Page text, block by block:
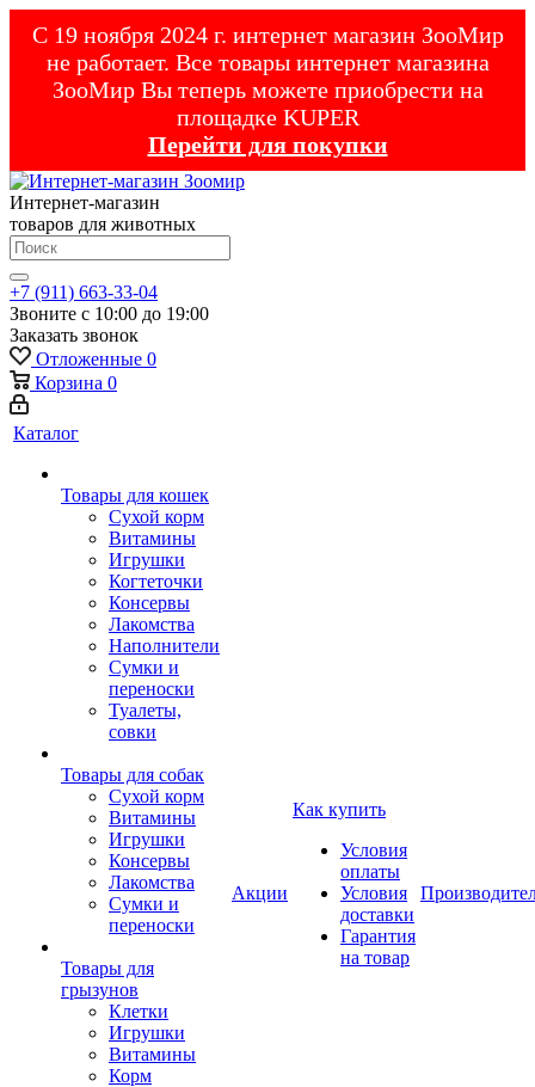
С 19 ноября 2024 г. интернет магазин ЗооМир
не работает. Все товары интернет магазина
ЗооМир Вы теперь можете приобрести на
площадке KUPER
Перейти для покупки
Интернет-магазин
товаров для животных
+7 (911) 663-33-04
Звоните с 10:00 до 19:00
Заказать звонок
Отложенные 0
Корзина 0
Каталог
Товары для кошек
Cухой корм
Витамины
Игрушки
Когтеточки
Консервы
Лакомства
Наполнители
Сумки и
переноски
Туалеты,
совки
Товары для собак
Cухой корм
Витамины
Игрушки
Консервы
Лакомства
Сумки и
переноски
Товары для
грызунов
Клетки
Игрушки
Витамины
Корм
Акции
Как купить
Условия
оплаты
Условия
доставки
Гарантия
на товар